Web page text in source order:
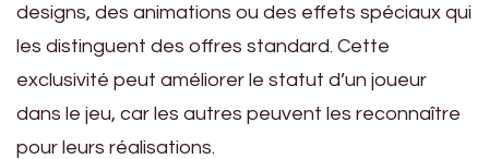
designs, des animations ou des effets spéciaux qui
les distinguent des offres standard. Cette
exclusivité peut améliorer le statut d’un joueur
dans le jeu, car les autres peuvent les reconnaître
pour leurs réalisations.